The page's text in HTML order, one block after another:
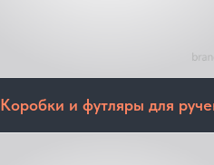
Коробки и футляры для